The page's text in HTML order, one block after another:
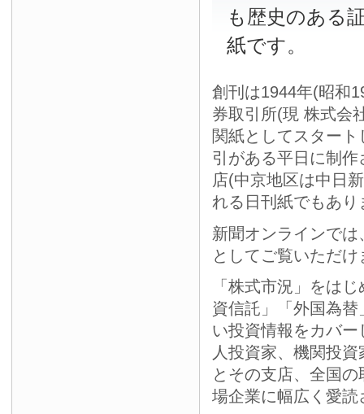
も歴史のある
紙です。
創刊は1944年(昭和
券取引所(現 株式会
関紙としてスター
引がある平日に制
店(中京地区は中日
れる日刊紙でもあり
新聞オンラインで
としてご覧いただけ
「株式市況」をは
資信託」「外国為
い投資情報をカバ
人投資家、機関投
とその支店、全国
場企業に幅広く愛読